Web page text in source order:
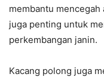
membantu mencegah
juga penting untuk
perkembangan janin.
Kacang polong juga